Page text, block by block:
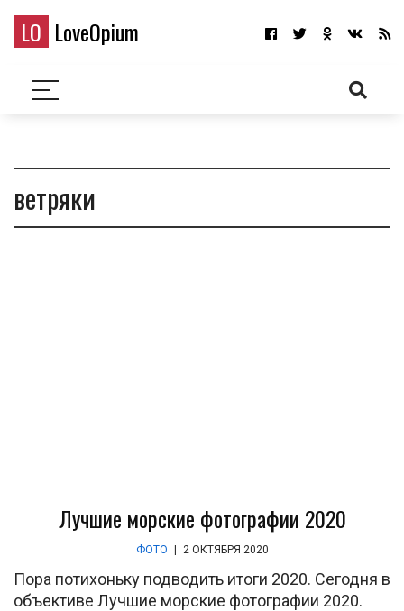
LO LoveOpium
ветряки
Лучшие морские фотографии 2020
ФОТО | 2 ОКТЯБРЯ 2020
Пора потихоньку подводить итоги 2020. Сегодня в
объективе Лучшие морские фотографии 2020.